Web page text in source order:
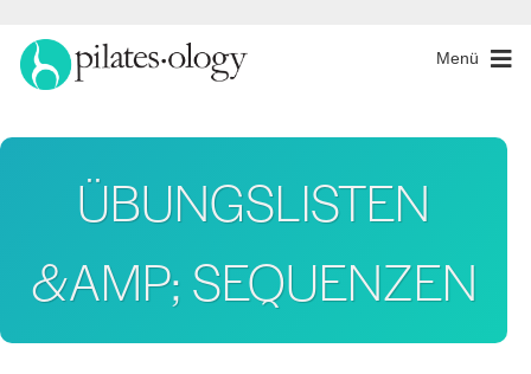
Menü
ÜBUNGSLISTEN
&AMP; SEQUENZEN